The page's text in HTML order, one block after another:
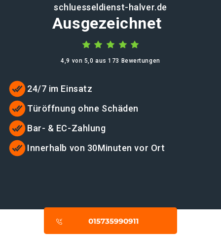
schluesseldienst-halver.de
Ausgezeichnet
4,9 von 5,0 aus 173 Bewertungen
24/7 im Einsatz
Türöffnung ohne Schäden
Bar- & EC-Zahlung
Innerhalb von 30Minuten vor Ort